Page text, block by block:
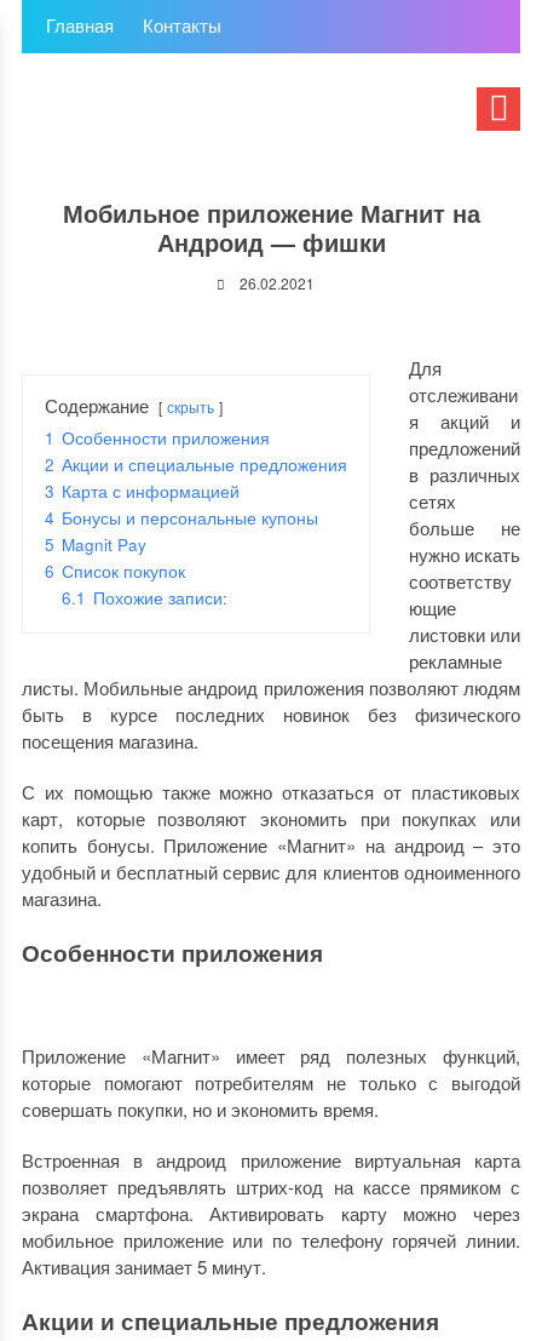
Главная Контакты
Мобильное приложение Магнит на
Андроид — фишки
26.02.2021
Содержание скрыть
1 Особенности приложения
2 Акции и специальные предложения
3 Карта с информацией
4 Бонусы и персональные купоны
5 Magnit Pay
6 Список покупок
6.1 Похожие записи:
Для
отслеживани
я акций и
предложений
в различных
сетях
больше не
нужно искать
соответству
ющие
листовки или
рекламные
листы. Мобильные андроид приложения позволяют людям
быть в курсе последних новинок без физического
посещения магазина.
С их помощью также можно отказаться от пластиковых
карт, которые позволяют экономить при покупках или
копить бонусы. Приложение «Магнит» на андроид – это
удобный и бесплатный сервис для клиентов одноименного
магазина.
Особенности приложения
Приложение «Магнит» имеет ряд полезных функций,
которые помогают потребителям не только с выгодой
совершать покупки, но и экономить время.
Встроенная в андроид приложение виртуальная карта
позволяет предъявлять штрих-код на кассе прямиком с
экрана смартфона. Активировать карту можно через
мобильное приложение или по телефону горячей линии.
Активация занимает 5 минут.
Акции и специальные предложения